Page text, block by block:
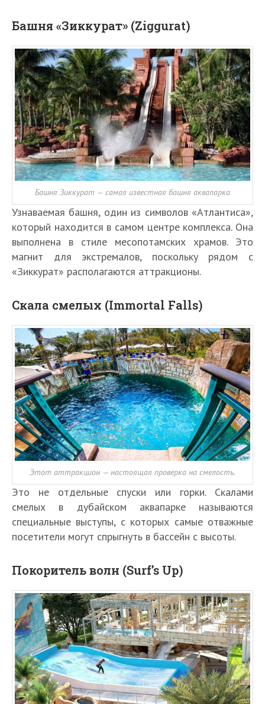
Башня «Зиккурат» (Ziggurat)
Башня Зиккурат — самая известная башня аквапарка
Узнаваемая башня, один из символов «Атлантиса»,
который находится в самом центре комплекса. Она
выполнена в стиле месопотамских храмов. Это
магнит для экстремалов, поскольку рядом с
«Зиккурат» располагаются аттракционы.
Скала смелых (Immortal Falls)
Этот аттракцион — настоящая проверка на смелость.
Это не отдельные спуски или горки. Скалами
смелых в дубайском аквапарке называются
специальные выступы, с которых самые отважные
посетители могут спрыгнуть в бассейн с высоты.
Покоритель волн (Surf’s Up)